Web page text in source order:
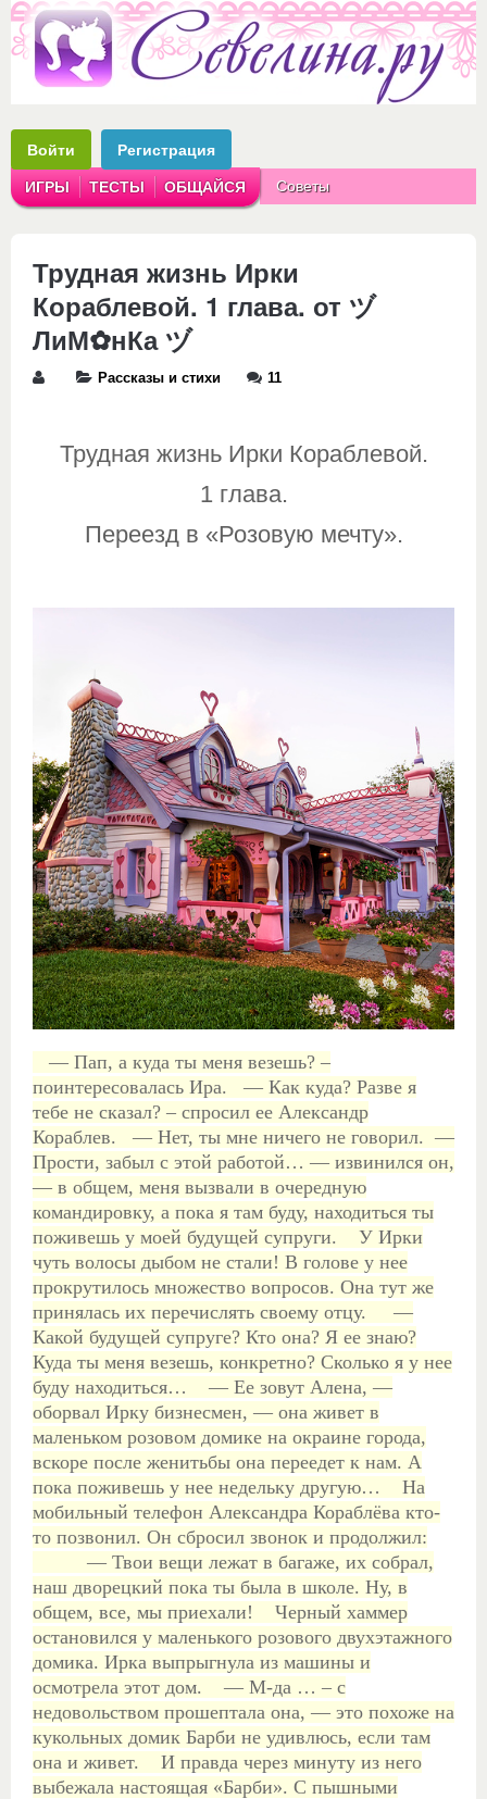
Войти Регистрация
ИГРЫ ТЕСТЫ ОБЩАЙСЯ Советы
Трудная жизнь Ирки
Кораблевой. 1 глава. от ヅ
ЛиМ✿нКа ヅ
Рассказы и стихи 11
Трудная жизнь Ирки Кораблевой.
1 глава.
Переезд в «Розовую мечту».
— Пап, а куда ты меня везешь? –
поинтересовалась Ира. — Как куда? Разве я
тебе не сказал? – спросил ее Александр
Кораблев. — Нет, ты мне ничего не говорил. —
Прости, забыл с этой работой… — извинился он,
— в общем, меня вызвали в очередную
командировку, а пока я там буду, находиться ты
поживешь у моей будущей супруги. У Ирки
чуть волосы дыбом не стали! В голове у нее
прокрутилось множество вопросов. Она тут же
принялась их перечислять своему отцу. —
Какой будущей супруге? Кто она? Я ее знаю?
Куда ты меня везешь, конкретно? Сколько я у нее
буду находиться… — Ее зовут Алена, —
оборвал Ирку бизнесмен, — она живет в
маленьком розовом домике на окраине города,
вскоре после женитьбы она переедет к нам. А
пока поживешь у нее недельку другую… На
мобильный телефон Александра Кораблёва кто-
то позвонил. Он сбросил звонок и продолжил:
— Твои вещи лежат в багаже, их собрал,
наш дворецкий пока ты была в школе. Ну, в
общем, все, мы приехали! Черный хаммер
остановился у маленького розового двухэтажного
домика. Ирка выпрыгнула из машины и
осмотрела этот дом. — М-да … – с
недовольством прошептала она, — это похоже на
кукольных домик Барби не удивлюсь, если там
она и живет. И правда через минуту из него
выбежала настоящая «Барби». С пышными